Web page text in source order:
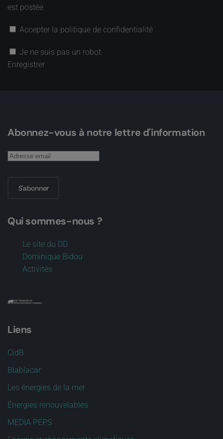
est postée
Accepter la politique de confidentialité
Je ne suis pas un robot
Enregistrer
Abonnez-vous à notre lettre d'information
S'abonner
Qui sommes-nous ?
Le site du DD
Dominique Bidou
Activités
Liens
CidB
Blablacar
Les énergies de la mer
Énergies renouvelables
MEDIA PEPS